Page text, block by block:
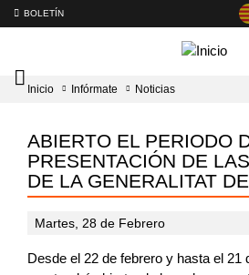
BOLETÍN
Intercambiador
del
principal
Inicio Infórmate Noticias
ABIERTO EL PERIODO
PRESENTACIÓN DE
DE LA GENERALITAT
Martes, 28 de Febrero
Desde el 22 de febrero y hasta el 21